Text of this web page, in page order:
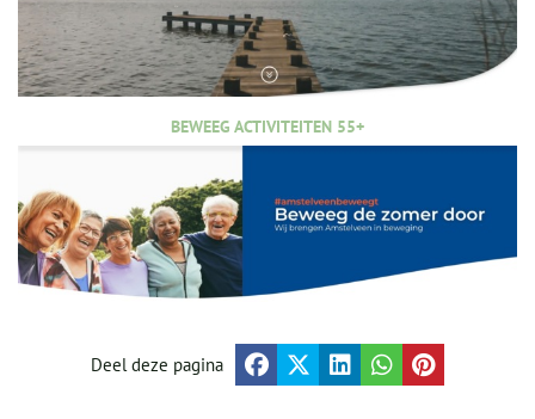
BEWEEG ACTIVITEITEN 55+
Deel deze pagina